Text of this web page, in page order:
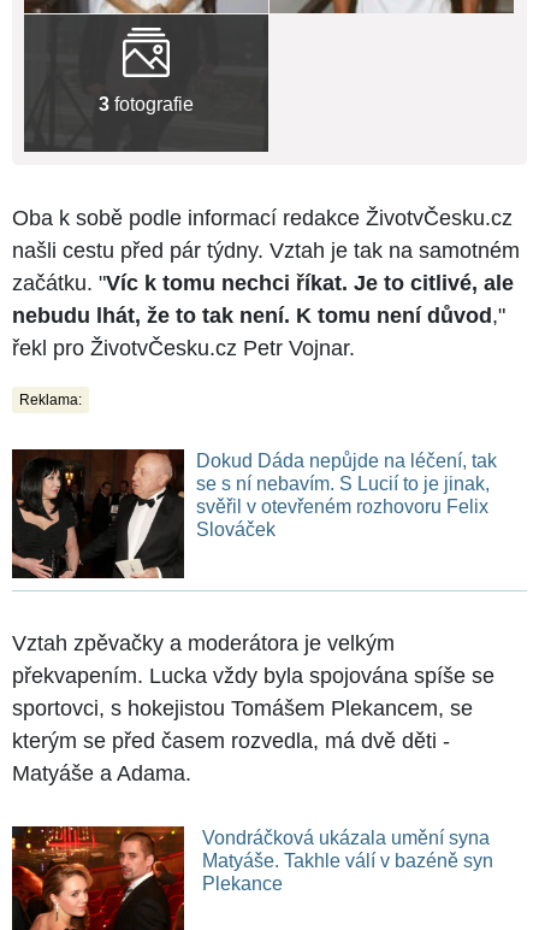
3 fotografie
Oba k sobě podle informací redakce ŽivotvČesku.cz
našli cestu před pár týdny. Vztah je tak na samotném
začátku. "Víc k tomu nechci říkat. Je to citlivé, ale
nebudu lhát, že to tak není. K tomu není důvod ,"
řekl pro ŽivotvČesku.cz Petr Vojnar.
Reklama:
Dokud Dáda nepůjde na léčení, tak
se s ní nebavím. S Lucií to je jinak,
svěřil v otevřeném rozhovoru Felix
Slováček
Vztah zpěvačky a moderátora je velkým
překvapením. Lucka vždy byla spojována spíše se
sportovci, s hokejistou Tomášem Plekancem, se
kterým se před časem rozvedla, má dvě děti -
Matyáše a Adama.
Vondráčková ukázala umění syna
Matyáše. Takhle válí v bazéně syn
Plekance